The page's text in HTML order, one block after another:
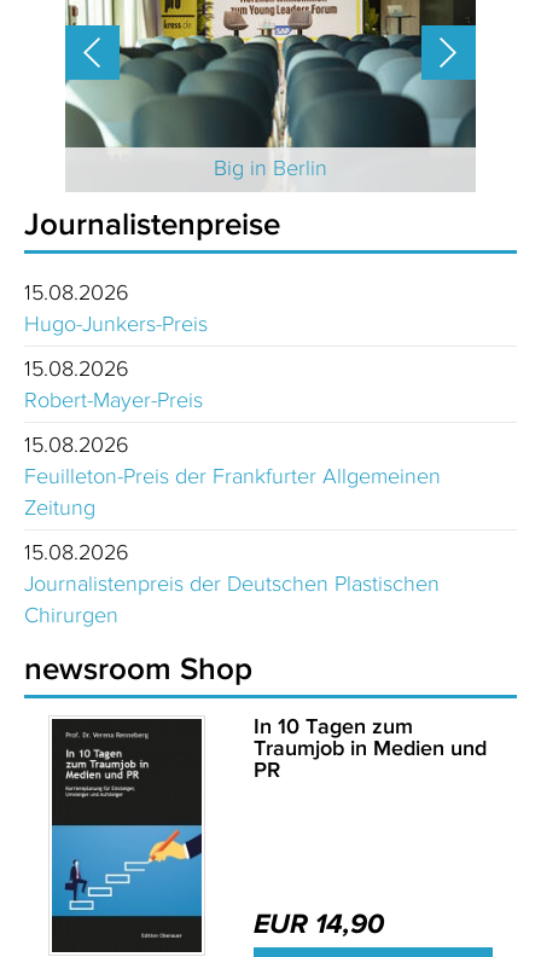
Big in Berlin
Journalistenpreise
15.08.2026
Hugo-Junkers-Preis
15.08.2026
Robert-Mayer-Preis
15.08.2026
Feuilleton-Preis der Frankfurter Allgemeinen
Zeitung
15.08.2026
Journalistenpreis der Deutschen Plastischen
Chirurgen
newsroom Shop
In 10 Tagen zum
Traumjob in Medien und
PR
EUR 14,90